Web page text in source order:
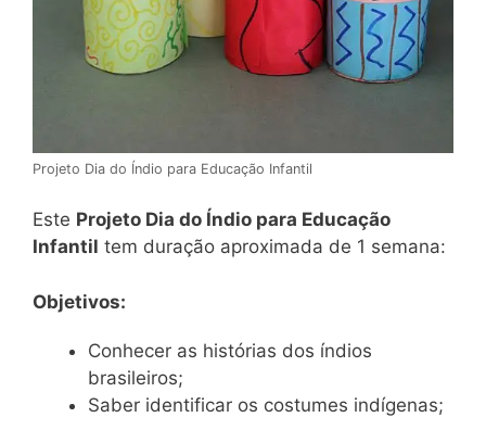
Projeto Dia do Índio para Educação Infantil
Este Projeto Dia do Índio para Educação
Infantil tem duração aproximada de 1 semana:
Objetivos:
Conhecer as histórias dos índios
brasileiros;
Saber identificar os costumes indígenas;